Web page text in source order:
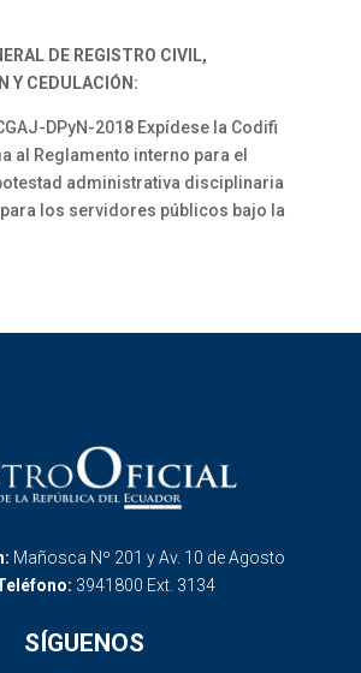
DE REGISTRO CIVIL,
Y CEDULACIÓN:
DPyN-2018 Expídese la Codifi
al Reglamento interno para el
administrativa disciplinaria
para los servidores públicos bajo la
Mañosca Nº 201 y Av. 10 de Agosto
3941800 Ext. 3134
SÍGUENOS